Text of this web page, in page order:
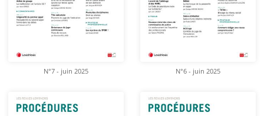
N°7 - juin 2025 N°6 - juin 2025